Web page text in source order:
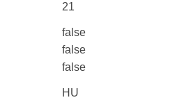
21
false
false
false
HU